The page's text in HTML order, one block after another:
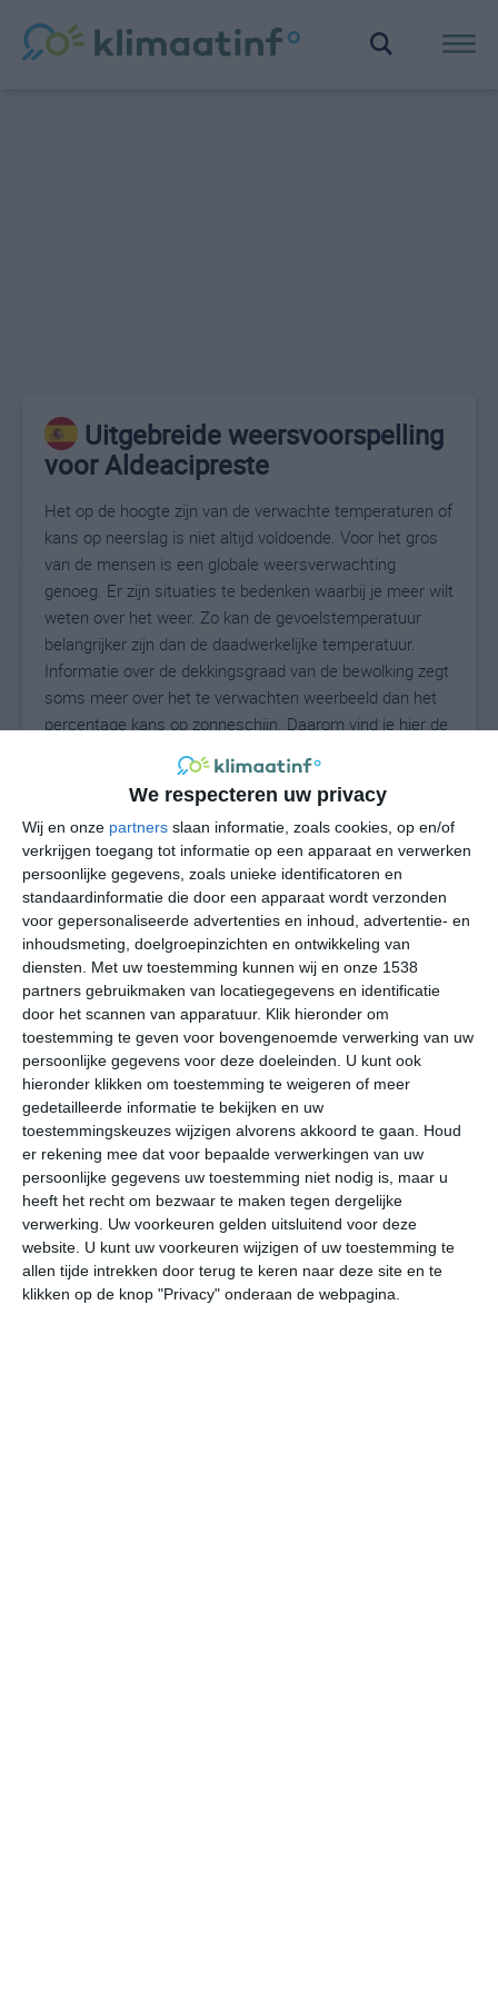
We respecteren uw privacy
Wij en onze partners slaan informatie, zoals cookies, op en/of
verkrijgen toegang tot informatie op een apparaat en verwerken
persoonlijke gegevens, zoals unieke identificatoren en
standaardinformatie die door een apparaat wordt verzonden
voor gepersonaliseerde advertenties en inhoud, advertentie- en
inhoudsmeting, doelgroepinzichten en ontwikkeling van
diensten.
Met uw toestemming kunnen wij en onze 1538
partners gebruikmaken van locatiegegevens en identificatie
door het scannen van apparatuur. Klik hieronder om
toestemming te geven voor bovengenoemde verwerking van uw
persoonlijke gegevens voor deze doeleinden. U kunt ook
hieronder klikken om toestemming te weigeren of meer
gedetailleerde informatie te bekijken en uw
toestemmingskeuzes wijzigen alvorens akkoord te gaan.
Houd
er rekening mee dat voor bepaalde verwerkingen van uw
persoonlijke gegevens uw toestemming niet nodig is, maar u
heeft het recht om bezwaar te maken tegen dergelijke
verwerking. Uw voorkeuren gelden uitsluitend voor deze
website. U kunt uw voorkeuren wijzigen of uw toestemming te
allen tijde intrekken door terug te keren naar deze site en te
klikken op de knop "Privacy" onderaan de webpagina.
Uitgebreide weersvoorspelling
voor Aldeacipreste
Het op de hoogte zijn van de verwachte temperaturen of
kans op neerslag is niet altijd voldoende. Voor het gros
van de mensen is een globale weersverwachting
genoeg. Er zijn situaties te bedenken waarbij je meer wilt
weten over het weer. Zo kan de gevoelstemperatuur
belangrijker zijn dan de daadwerkelijke temperatuur.
Informatie over de dekkingsgraad van de bewolking zegt
soms meer over het te verwachten weerbeeld dan het
percentage kans op zonneschijn. Daarom vind je hier de
uitgebreide weersvoorspelling voor Aldeacipreste.
26°C
za
33°
zo ma
31° 13°
di
29° 15°
28°C 32°C 33°C
11:00 14:00 17:00 20:00 23:00
11:00 14:00 17:00 20:00 23:00